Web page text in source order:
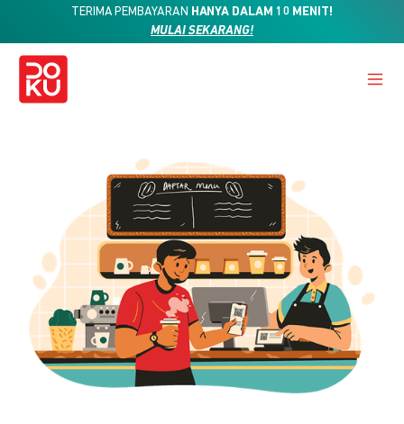
TERIMA PEMBAYARAN HANYA DALAM 10 MENIT!
MULAI SEKARANG!